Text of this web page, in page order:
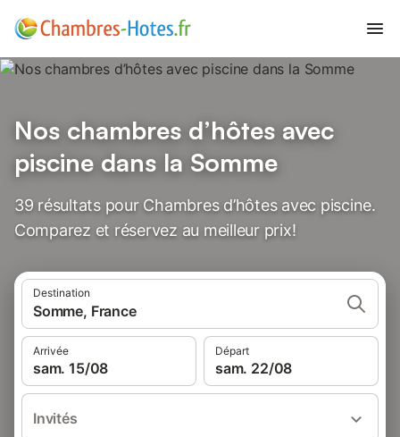
Nos chambres d’hôtes avec
piscine dans la Somme
39 résultats pour Chambres d’hôtes avec piscine.
Comparez et réservez au meilleur prix!
Destination
Somme, France
Arrivée
sam. 15/08
Départ
sam. 22/08
Invités